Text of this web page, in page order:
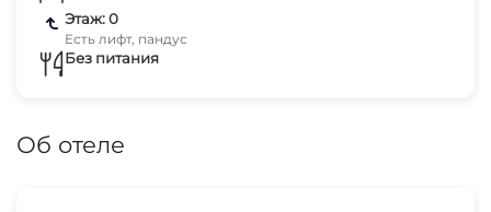
Этаж: 0
Есть лифт, пандус
Без питания
Об отеле